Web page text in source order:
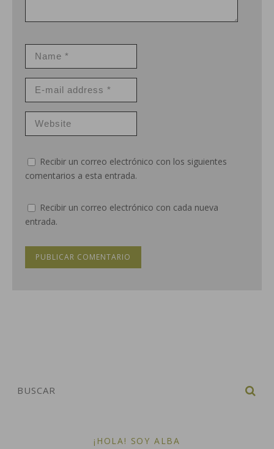
Recibir un correo electrónico con los siguientes
comentarios a esta entrada.
Recibir un correo electrónico con cada nueva
entrada.
¡HOLA! SOY ALBA